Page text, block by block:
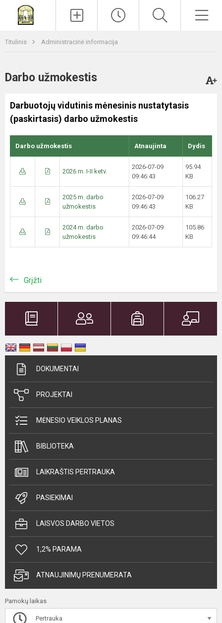
Titulinis Administracinė informacija
Darbo užmokestis
Darbuotojų vidutinis mėnesinis nustatytasis
(paskirtasis) darbo užmokestis
Darbo užmokestis Atnaujinta Dydis
2026 m. I-II ketv.
2026-07-09
09:46:43
95.94
KB
2025 m. darbo
užmokestis
2026-07-09
09:46:43
106.27
KB
2024 m. darbo
užmokestis
2026-07-09
09:46:44
105.86
KB
Grįžti
DOKUMENTAI
PROJEKTAI
MĖNESIO VEIKLOS PLANAS
BIBLIOTEKA
LAIKRAŠTIS PERTRAUKA
PASIEKIMAI
LAISVOS DARBO VIETOS
1,2% PARAMA
ATNAUJINIMŲ PRENUMERATA
Pamokų laikas
Pertrauka